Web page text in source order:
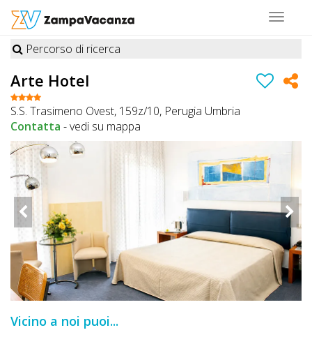
Toggle
STRUTTURE
A
DOG
LUOGHI
DOG
OFFERTE
A
DOG
Percorso di ricerca
Arte Hotel
S.S. Trasimeno Ovest, 159z/10, Perugia Umbria
Contatta -vedi su mappa
Vicino a noi puoi...